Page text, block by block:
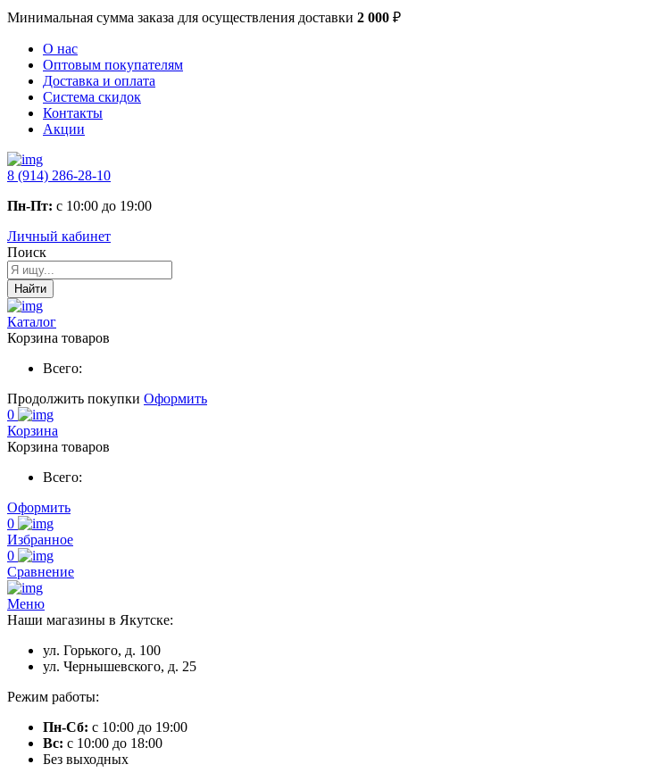
Минимальная сумма заказа для осуществления доставки 2 000 ₽
О нас
Оптовым покупателям
Доставка и оплата
Система скидок
Контакты
Акции
8 (914) 286-28-10
Пн-Пт: с 10:00 до 19:00
Личный кабинет
Поиск
Найти
Каталог
Корзина товаров
Всего:
Продолжить покупки Оформить
0
Корзина
Корзина товаров
Всего:
Оформить
0
Избранное
0
Сравнение
Меню
Наши магазины в Якутске:
ул. Горького, д. 100
ул. Чернышевского, д. 25
Режим работы:
Пн-Сб: с 10:00 до 19:00
Вс: с 10:00 до 18:00
Без выходных